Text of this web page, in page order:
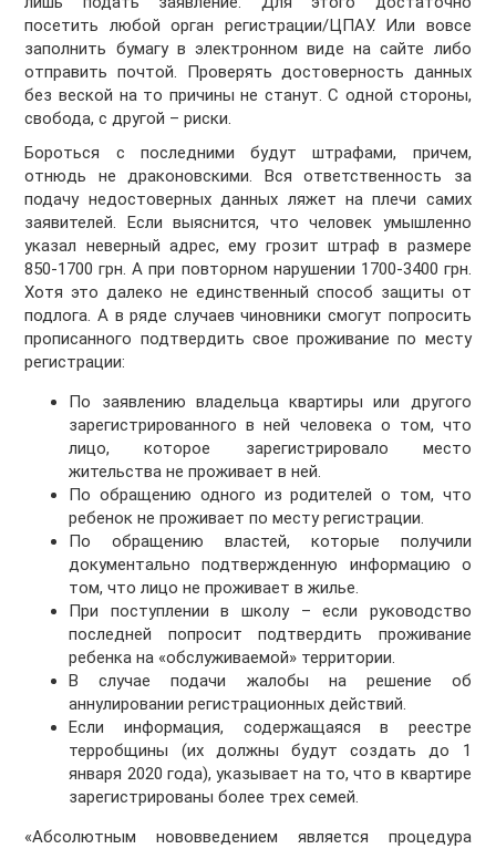
посетить любой орган регистрации/ЦПАУ. Или вовсе
заполнить бумагу в электронном виде на сайте либо
отправить почтой. Проверять достоверность данных
без веской на то причины не станут. С одной стороны,
свобода, с другой – риски.
Бороться с последними будут штрафами, причем,
отнюдь не драконовскими. Вся ответственность за
подачу недостоверных данных ляжет на плечи самих
заявителей. Если выяснится, что человек умышленно
указал неверный адрес, ему грозит штраф в размере
850-1700 грн. А при повторном нарушении 1700-3400 грн.
Хотя это далеко не единственный способ защиты от
подлога. А в ряде случаев чиновники смогут попросить
прописанного подтвердить свое проживание по месту
регистрации:
По заявлению владельца квартиры или другого
зарегистрированного в ней человека о том, что
лицо, которое зарегистрировало место
жительства не проживает в ней.
По обращению одного из родителей о том, что
ребенок не проживает по месту регистрации.
По обращению властей, которые получили
документально подтвержденную информацию о
том, что лицо не проживает в жилье.
При поступлении в школу – если руководство
последней попросит подтвердить проживание
ребенка на «обслуживаемой» территории.
В случае подачи жалобы на решение об
аннулировании регистрационных действий.
Если информация, содержащаяся в реестре
терробщины (их должны будут создать до 1
января 2020 года), указывает на то, что в квартире
зарегистрированы более трех семей.
«Абсолютным нововведением является процедура